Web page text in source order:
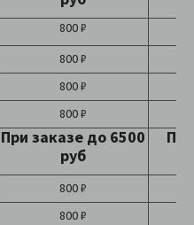
800 ₽
800 ₽
800 ₽
800 ₽
При заказе до 6500
руб
800 ₽
800 ₽